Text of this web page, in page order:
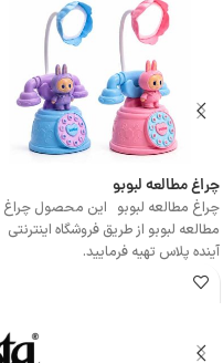
چراغ مطالعه لبوبو
چراغ مطالعه لبوبو این محصول چراغ
مطالعه لبوبو از طریق فروشگاه اینترنتی
آینده پلاس تهیه فرمایید.